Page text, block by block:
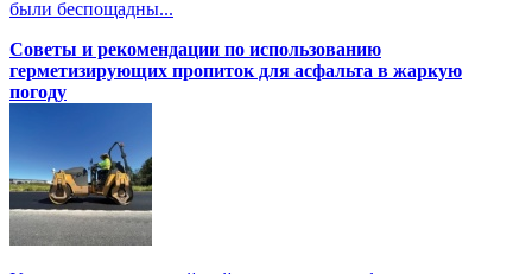
были беспощадны...
Советы и рекомендации по использованию
герметизирующих пропиток для асфальта в жаркую
погоду